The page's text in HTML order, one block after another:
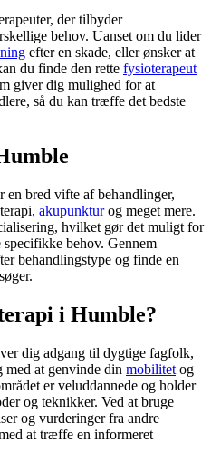
der tilbyder
behov. Uanset om du lider
efter en skade, eller ønsker at
du finde den rette fysioterapeut
giver dig mulighed for at
så du kan træffe det bedste
bred vifte af behandlinger,
akupunkturog meget mere.
hvilket gør det muligt for
behov. Gennem
behandlingstype og finde en
i Humble?
dig adgang til dygtige fagfolk,
at genvinde din mobilitet og
er veluddannede og holder
og teknikker. Ved at bruge
og vurderinger fra andre
at træffe en informeret